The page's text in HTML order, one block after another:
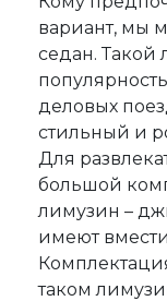
вариант, мы
седан. Такой
деловых
стильный и
Для
большой
лимузин –
имеют
таком